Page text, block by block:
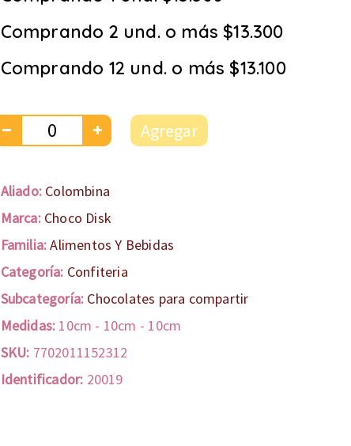
Comprando 2 und. o más $13.300
Comprando 12 und. o más $13.100
Agregar
Aliado: Colombina
Marca: Choco Disk
Familia:Alimentos Y Bebidas
Categoría: Confiteria
Subcategoría: Chocolates para compartir
Medidas: 10cm - 10cm - 10cm
SKU: 7702011152312
Identificador: 20019